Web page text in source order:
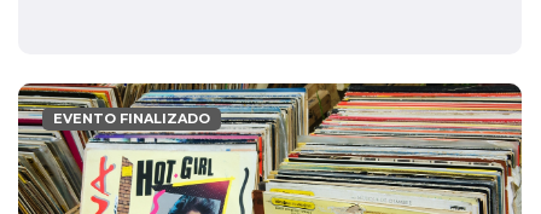
EVENTO FINALIZADO